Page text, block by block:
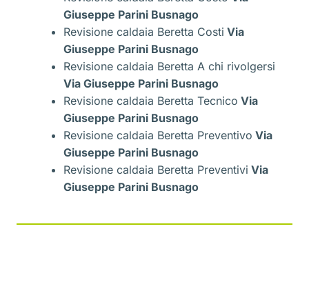
Giuseppe Parini Busnago
Revisione caldaia Beretta Costi Via
Giuseppe Parini Busnago
Revisione caldaia Beretta A chi rivolgersi
Via Giuseppe Parini Busnago
Revisione caldaia Beretta Tecnico Via
Giuseppe Parini Busnago
Revisione caldaia Beretta Preventivo Via
Giuseppe Parini Busnago
Revisione caldaia Beretta Preventivi Via
Giuseppe Parini Busnago